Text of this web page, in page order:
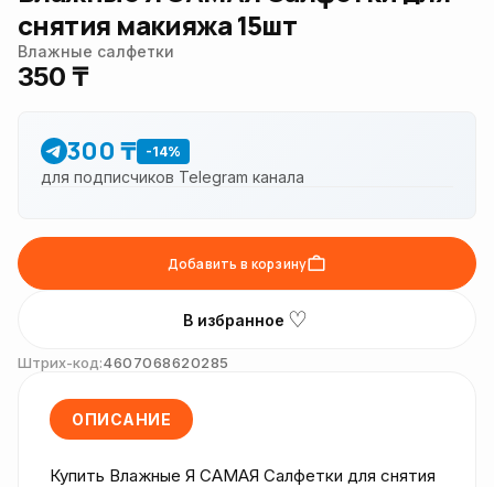
снятия макияжа 15шт
Влажные салфетки
350 ₸
300 ₸ -14%
для подписчиков Telegram канала
Добавить в корзину
В избранное ♡
Штрих-код:4607068620285
ОПИСАНИЕ
Купить Влажные Я САМАЯ Салфетки для снятия